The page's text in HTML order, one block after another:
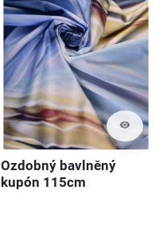
visibility
Ozdobný bavlněný
kupón 115cm